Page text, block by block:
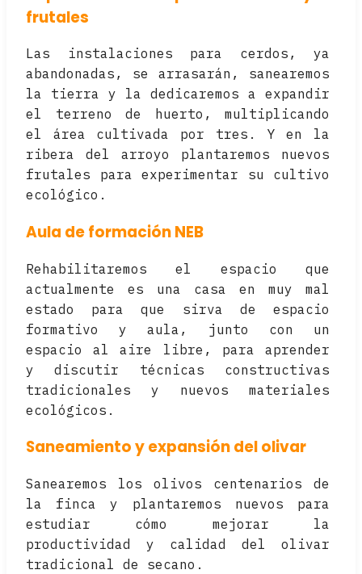
frutales
Las instalaciones para cerdos, ya
abandonadas, se arrasarán, sanearemos
la tierra y la dedicaremos a expandir
el terreno de huerto, multiplicando
el área cultivada por tres. Y en la
ribera del arroyo plantaremos nuevos
frutales para experimentar su cultivo
ecológico.
Aula de formación NEB
Rehabilitaremos el espacio que
actualmente es una casa en muy mal
estado para que sirva de espacio
formativo y aula, junto con un
espacio al aire libre, para aprender
y discutir técnicas constructivas
tradicionales y nuevos materiales
ecológicos.
Saneamiento y expansión del olivar
Sanearemos los olivos centenarios de
la finca y plantaremos nuevos para
estudiar cómo mejorar la
productividad y calidad del olivar
tradicional de secano.